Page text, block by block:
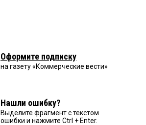
Оформите подписку
на газету «Коммерческие вести»
Нашли ошибку?
Выделите фрагмент с текстом
ошибки и нажмите Ctrl + Enter.